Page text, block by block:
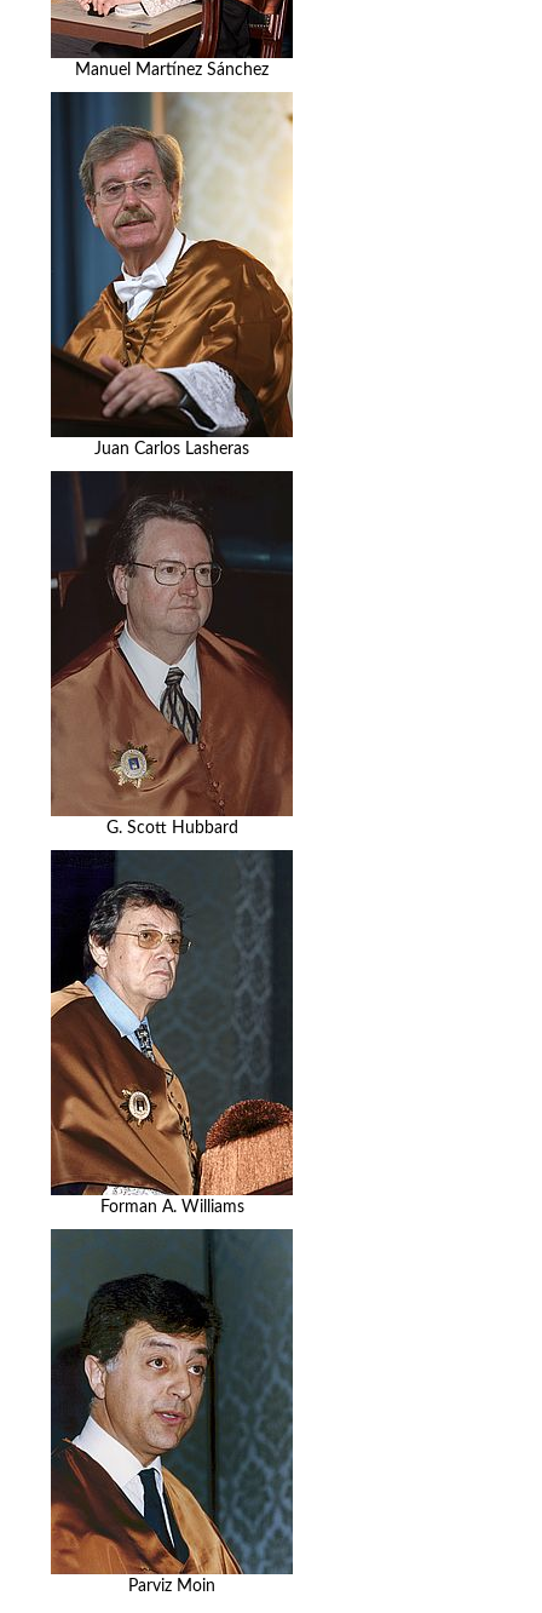
Manuel Martínez Sánchez
Juan Carlos Lasheras
G. Scott Hubbard
Forman A. Williams
Parviz Moin